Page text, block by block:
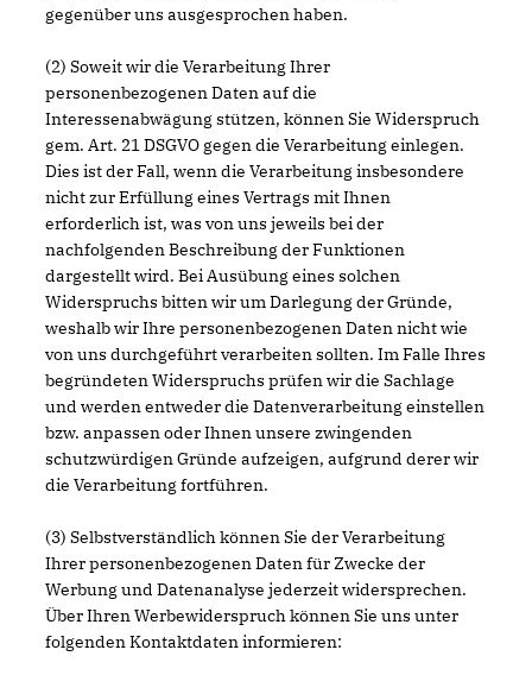
gegenüber uns ausgesprochen haben.
(2) Soweit wir die Verarbeitung Ihrer
personenbezogenen Daten auf die
Interessenabwägung stützen, können Sie Widerspruch
gem. Art. 21 DSGVO gegen die Verarbeitung einlegen.
Dies ist der Fall, wenn die Verarbeitung insbesondere
nicht zur Erfüllung eines Vertrags mit Ihnen
erforderlich ist, was von uns jeweils bei der
nachfolgenden Beschreibung der Funktionen
dargestellt wird. Bei Ausübung eines solchen
Widerspruchs bitten wir um Darlegung der Gründe,
weshalb wir Ihre personenbezogenen Daten nicht wie
von uns durchgeführt verarbeiten sollten. Im Falle Ihres
begründeten Widerspruchs prüfen wir die Sachlage
und werden entweder die Datenverarbeitung einstellen
bzw. anpassen oder Ihnen unsere zwingenden
schutzwürdigen Gründe aufzeigen, aufgrund derer wir
die Verarbeitung fortführen.
(3) Selbstverständlich können Sie der Verarbeitung
Ihrer personenbezogenen Daten für Zwecke der
Werbung und Datenanalyse jederzeit widersprechen.
Über Ihren Werbewiderspruch können Sie uns unter
folgenden Kontaktdaten informieren: